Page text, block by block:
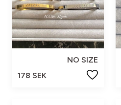
NO SIZE
178 SEK